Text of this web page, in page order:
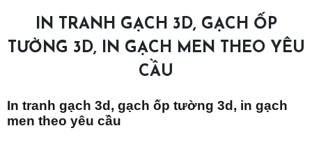
IN TRANH GẠCH 3D, GẠCH ỐP
TƯỜNG 3D, IN GẠCH MEN THEO YÊU
CẦU
In tranh gạch 3d, gạch ốp tường 3d, in gạch
men theo yêu cầu